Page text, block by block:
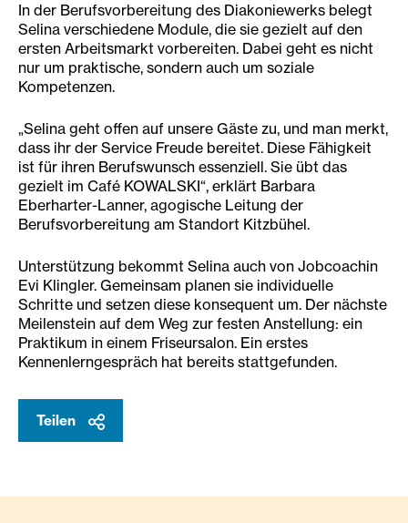
In der Berufsvorbereitung des Diakoniewerks belegt
Selina verschiedene Module, die sie gezielt auf den
ersten Arbeitsmarkt vorbereiten. Dabei geht es nicht
nur um praktische, sondern auch um soziale
Kompetenzen.
„Selina geht offen auf unsere Gäste zu, und man merkt,
dass ihr der Service Freude bereitet. Diese Fähigkeit
ist für ihren Berufswunsch essenziell. Sie übt das
gezielt im Café KOWALSKI“, erklärt Barbara
Eberharter-Lanner, agogische Leitung der
Berufsvorbereitung am Standort Kitzbühel.
Unterstützung bekommt Selina auch von Jobcoachin
Evi Klingler. Gemeinsam planen sie individuelle
Schritte und setzen diese konsequent um. Der nächste
Meilenstein auf dem Weg zur festen Anstellung: ein
Praktikum in einem Friseursalon. Ein erstes
Kennenlerngespräch hat bereits stattgefunden.
Teilen